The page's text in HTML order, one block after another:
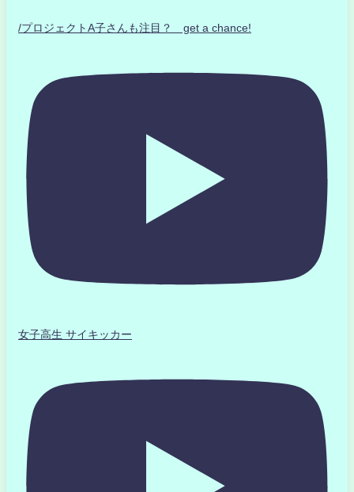
/プロジェクトA子さんも注目？ get a chance!
女子高生 サイキッカー